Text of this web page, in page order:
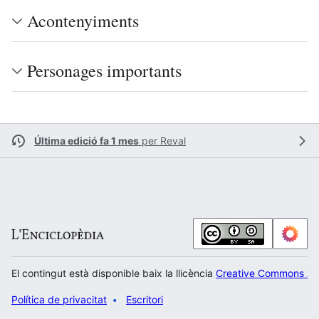
Acontenyiments
Personages importants
Última edició fa 1 mes per Reval
El contingut està disponible baix la llicència Creative Commons
Política de privacitat Escritori